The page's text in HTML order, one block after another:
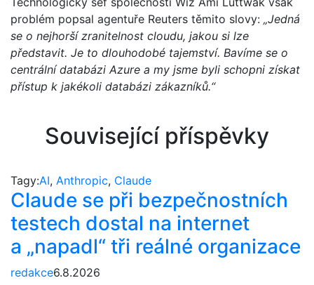
problém popsal agentuře Reuters těmito slovy: „Jedná
se o nejhorší zranitelnost cloudu, jakou si lze
představit. Je to dlouhodobé tajemství. Bavíme se o
centrální databázi Azure a my jsme byli schopni získat
přístup k jakékoli databázi zákazníků.“
Související příspěvky
Tagy:AI, Anthropic, Claude
Claude se při bezpečnostních
testech dostal na internet
a „napadl“ tři reálné organizace
redakce6.8.2026